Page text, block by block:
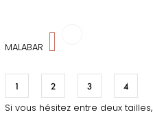
MALABAR
1 2 3 4
Si vous hésitez entre deux